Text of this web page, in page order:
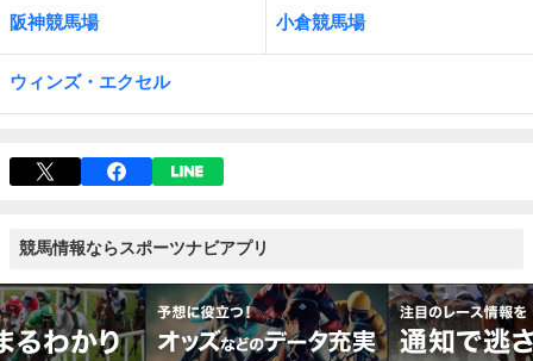
阪神競馬場 小倉競馬場
ウィンズ・エクセル
競馬情報ならスポーツナビアプリ